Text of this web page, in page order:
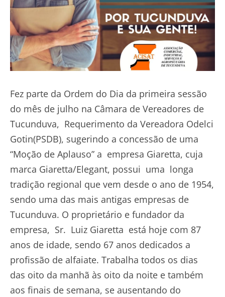
Fez parte da Ordem do Dia da primeira sessão
do mês de julho na Câmara de Vereadores de
Tucunduva, Requerimento da Vereadora Odelci
Gotin(PSDB), sugerindo a concessão de uma
“Moção de Aplauso” a empresa Giaretta, cuja
marca Giaretta/Elegant, possui uma longa
tradição regional que vem desde o ano de 1954,
sendo uma das mais antigas empresas de
Tucunduva. O proprietário e fundador da
empresa, Sr. Luiz Giaretta está hoje com 87
anos de idade, sendo 67 anos dedicados a
profissão de alfaiate. Trabalha todos os dias
das oito da manhã às oito da noite e também
aos finais de semana, se ausentando do